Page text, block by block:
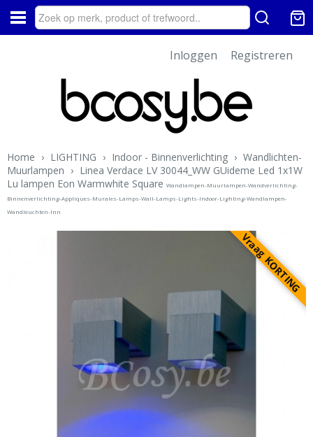
Inloggen Registreren
Home › LIGHTING › Indoor - Binnenverlichting › Wandlichten-
Muurlampen › Linea Verdace LV 30044_WW GUideme Led 1x1W
Lu lampen Eon Warmwhite Square Wandlampen-Muurlampen-Wandverlichting-
Binnenverlichting-Appliques-Murales-Lamps-Wall-Lamps-Lights-Indoor-Lighting-Wandlampen-
Wandleuchten-Inn
Vraag KORTING